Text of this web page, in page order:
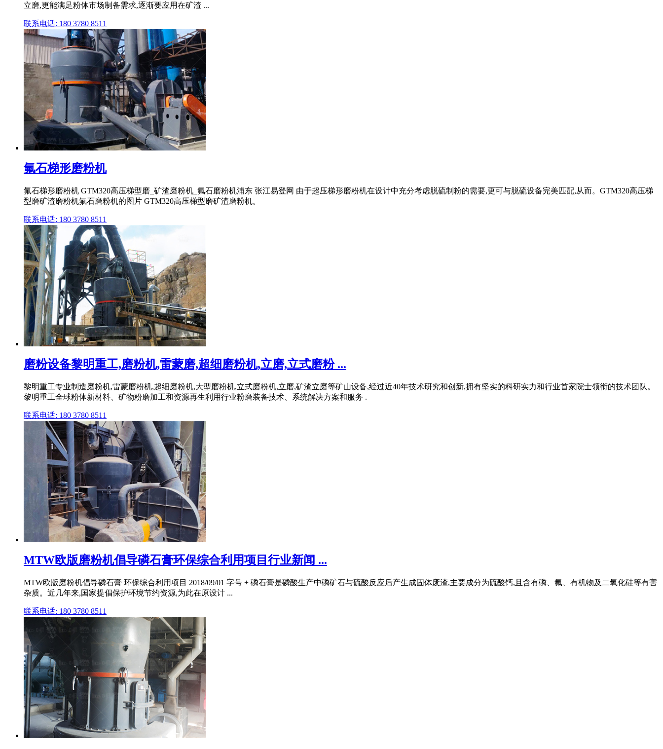
立磨,更能满足粉体市场制备需求,逐渐要应用在矿渣 ...
联系电话: 180 3780 8511
氟石梯形磨粉机
氟石梯形磨粉机 GTM320高压梯型磨_矿渣磨粉机_氟石磨粉机浦东 张江易登网 由于超压梯形磨粉机在设计中充分考虑脱硫制粉的需要,更可与脱硫设备完美匹配,从而。GTM320高压梯
型磨矿渣磨粉机氟石磨粉机的图片 GTM320高压梯型磨矿渣磨粉机。
联系电话: 180 3780 8511
磨粉设备黎明重工,磨粉机,雷蒙磨,超细磨粉机,立磨,立式磨粉 ...
黎明重工专业制造磨粉机,雷蒙磨粉机,超细磨粉机,大型磨粉机,立式磨粉机,立磨,矿渣立磨等矿山设备,经过近40年技术研究和创新,拥有坚实的科研实力和行业首家院士领衔的技术团队。
黎明重工全球粉体新材料、矿物粉磨加工和资源再生利用行业粉磨装备技术、系统解决方案和服务 .
联系电话: 180 3780 8511
MTW欧版磨粉机倡导磷石膏环保综合利用项目行业新闻 ...
MTW欧版磨粉机倡导磷石膏 环保综合利用项目 2018/09/01 字号 + 磷石膏是磷酸生产中磷矿石与硫酸反应后产生成固体废渣,主要成分为硫酸钙,且含有磷、氟、有机物及二氧化硅等有害
杂质。近几年来,国家提倡保护环境节约资源,为此在原设计 ...
联系电话: 180 3780 8511